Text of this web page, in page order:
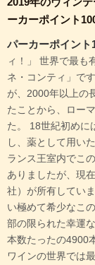
ーカーポイント
パーカーポイント
ィ！」 世界で最も
ネ・コンティ」で
が、2000年以上の
たことから、ロー
た。 18世紀初めに
し、薬として用い
ランス王室内でこ
ありましたが、現
社）が所有してい
い極めて希少なこ
部の限られた幸運
本数たったの4900
ワインの世界では